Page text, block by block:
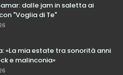
dalle jam in saletta ai
"Voglia di Te"
«La mia estate tra sonorità anni
e malinconia»